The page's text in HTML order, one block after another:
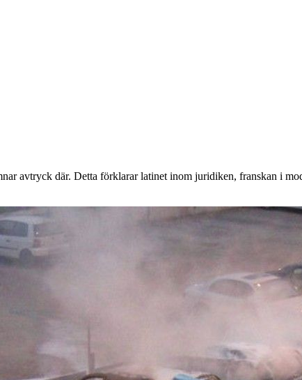
avtryck där. Detta förklarar latinet inom juridiken, franskan i